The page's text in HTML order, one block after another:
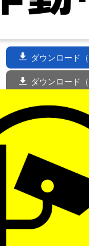
ダウンロード（
ダウンロード（